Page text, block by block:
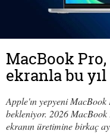
MacBook
ekranla bu
Apple'ın yepyeni MacBook
bekleniyor. 2026
ekranın üretimine birkaç